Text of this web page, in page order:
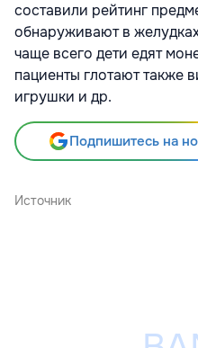
составили рейтинг
обнаруживают в
чаще всего дети едят
пациенты глотают также
игрушки и др.
Подпишитесь на
Источник